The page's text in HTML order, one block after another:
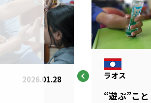
2026.01.28 ラオス
“遊ぶ”こ